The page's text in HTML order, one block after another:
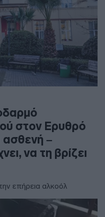
στον Ερυθρό
ασθενή –
να τη βρίζει
επήρεια αλκοόλ